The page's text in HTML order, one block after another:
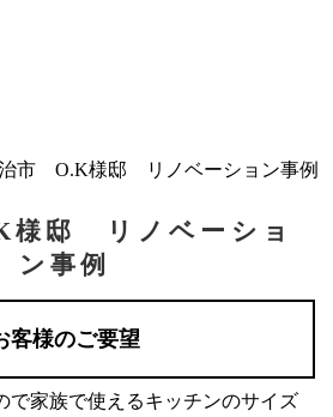
市 O.K様邸 リノベーション事例
邸 リノベーショ
ン事例
客様のご要望
家族で使えるキッチンのサイズ